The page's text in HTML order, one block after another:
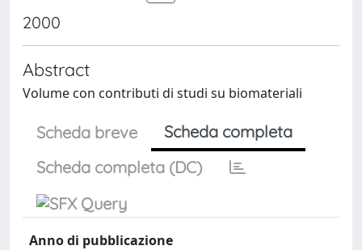
2000
Abstract
Volume con contributi di studi su biomateriali
Scheda breve
Scheda completa
Scheda completa (DC)
Anno di pubblicazione